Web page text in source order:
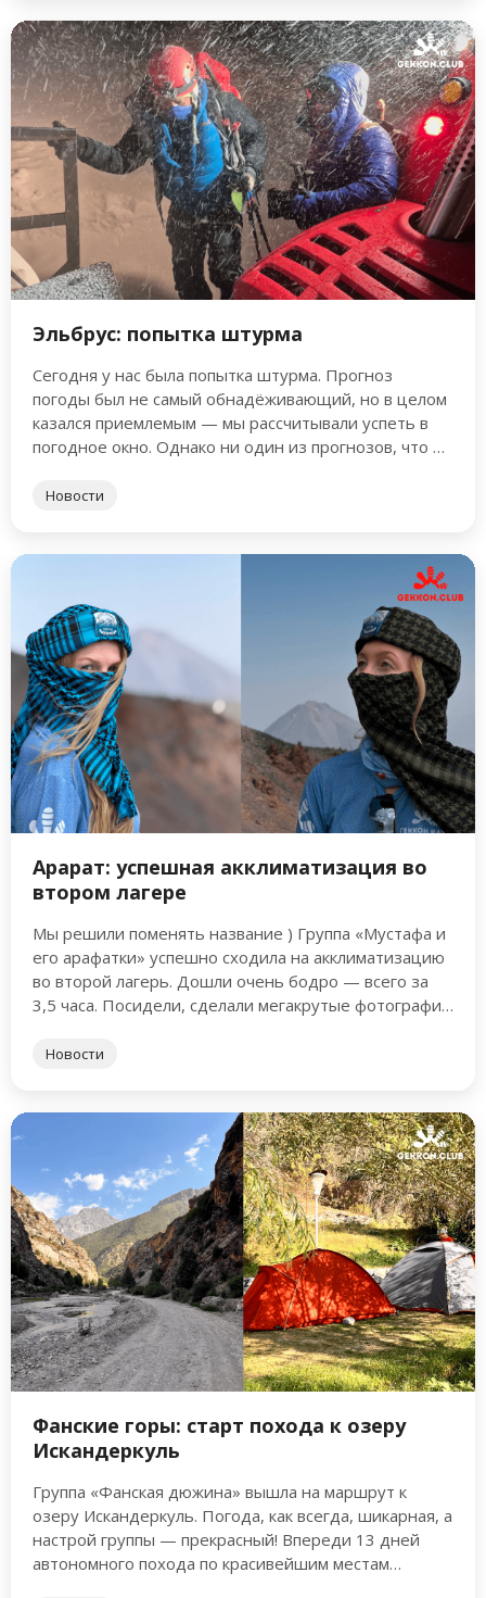
3) Страховой полис должен покрывать
«транспортировку пострадавшего», в том
числе и вертолетом. Сумма покрытия на
«транспортировку пострадавшего» должна
быть не менее 20 000$.
4) В поле «занятие» (или «занятие спортом»)
обязательно должно быть указано
«АЛЬПИНИЗМ».
5) Страна пребывания Кыргызстан
(Киргизия).
6) Даты страхового полиса должны
Кыргызстане.
7) Восходителю необходимо самостоятельно
проверить соответствие страхового полиса
«Gekkon.Club» не несет ответственности за
компании.
Эльбрус: попытка штурма
Сегодня у нас была попытка штурма. Прогноз
погоды был не самый обнадёживающий, но в целом
казался приемлемым — мы рассчитывали успеть в
погодное окно. Однако ни один из прогнозов, что …
Новости
Арарат: успешная акклиматизация во
втором лагере
Мы решили поменять название ) Группа «Мустафа и
его арафатки» успешно сходила на акклиматизацию
во второй лагерь. Дошли очень бодро — всего за
3,5 часа. Посидели, сделали мегакрутые фотографии
Новости
Фанские горы: старт похода к озеру
Искандеркуль
Группа «Фанская дюжина» вышла на маршрут к
озеру Искандеркуль. Погода, как всегда, шикарная, а
настрой группы — прекрасный! Впереди 13 дней
автономного похода по красивейшим местам